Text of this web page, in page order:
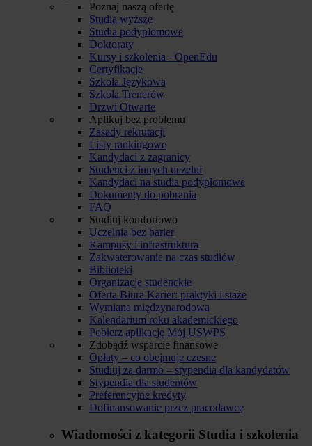
Poznaj naszą ofertę
Studia wyższe
Studia podyplomowe
Doktoraty
Kursy i szkolenia - OpenEdu
Certyfikacje
Szkoła Językowa
Szkoła Trenerów
Drzwi Otwarte
Aplikuj bez problemu
Zasady rekrutacji
Listy rankingowe
Kandydaci z zagranicy
Studenci z innych uczelni
Kandydaci na studia podyplomowe
Dokumenty do pobrania
FAQ
Studiuj komfortowo
Uczelnia bez barier
Kampusy i infrastruktura
Zakwaterowanie na czas studiów
Biblioteki
Organizacje studenckie
Oferta Biura Karier: praktyki i staże
Wymiana międzynarodowa
Kalendarium roku akademickiego
Pobierz aplikację Mój USWPS
Zdobądź wsparcie finansowe
Opłaty – co obejmuje czesne
Studiuj za darmo – stypendia dla kandydatów
Stypendia dla studentów
Preferencyjne kredyty
Dofinansowanie przez pracodawcę
Wiadomości z kategorii Studia i szkolenia